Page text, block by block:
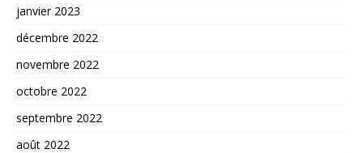
janvier 2023
décembre 2022
novembre 2022
octobre 2022
septembre 2022
août 2022